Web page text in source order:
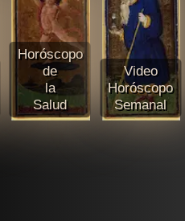
Horóscopo
de
la
Salud
Video
Horóscopo
Semanal